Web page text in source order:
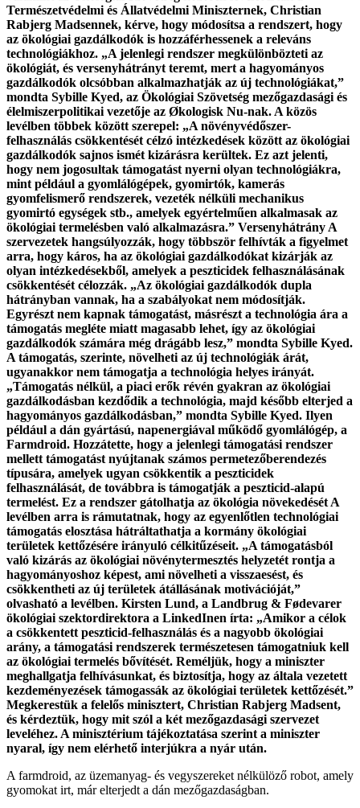
Természetvédelmi és Állatvédelmi Miniszternek, Christian
Rabjerg Madsennek, kérve, hogy módosítsa a rendszert, hogy
az ökológiai gazdálkodók is hozzáférhessenek a releváns
technológiákhoz. „A jelenlegi rendszer megkülönbözteti az
ökológiát, és versenyhátrányt teremt, mert a hagyományos
gazdálkodók olcsóbban alkalmazhatják az új technológiákat,”
mondta Sybille Kyed, az Ökológiai Szövetség mezőgazdasági és
élelmiszerpolitikai vezetője az Økologisk Nu-nak. A közös
levélben többek között szerepel: „A növényvédőszer-
felhasználás csökkentését célzó intézkedések között az ökológiai
gazdálkodók sajnos ismét kizárásra kerültek. Ez azt jelenti,
hogy nem jogosultak támogatást nyerni olyan technológiákra,
mint például a gyomlálógépek, gyomirtók, kamerás
gyomfelismerő rendszerek, vezeték nélküli mechanikus
gyomirtó egységek stb., amelyek egyértelműen alkalmasak az
ökológiai termelésben való alkalmazásra.” Versenyhátrány A
szervezetek hangsúlyozzák, hogy többször felhívták a figyelmet
arra, hogy káros, ha az ökológiai gazdálkodókat kizárják az
olyan intézkedésekből, amelyek a peszticidek felhasználásának
csökkentését célozzák. „Az ökológiai gazdálkodók dupla
hátrányban vannak, ha a szabályokat nem módosítják.
Egyrészt nem kapnak támogatást, másrészt a technológia ára a
támogatás megléte miatt magasabb lehet, így az ökológiai
gazdálkodók számára még drágább lesz,” mondta Sybille Kyed.
A támogatás, szerinte, növelheti az új technológiák árát,
ugyanakkor nem támogatja a technológia helyes irányát.
„Támogatás nélkül, a piaci erők révén gyakran az ökológiai
gazdálkodásban kezdődik a technológia, majd később elterjed a
hagyományos gazdálkodásban,” mondta Sybille Kyed. Ilyen
például a dán gyártású, napenergiával működő gyomlálógép, a
Farmdroid. Hozzátette, hogy a jelenlegi támogatási rendszer
mellett támogatást nyújtanak számos permetezőberendezés
típusára, amelyek ugyan csökkentik a peszticidek
felhasználását, de továbbra is támogatják a peszticid-alapú
termelést. Ez a rendszer gátolhatja az ökológia növekedését A
levélben arra is rámutatnak, hogy az egyenlőtlen technológiai
támogatás elosztása hátráltathatja a kormány ökológiai
területek kettőzésére irányuló célkitűzéseit. „A támogatásból
való kizárás az ökológiai növénytermesztés helyzetét rontja a
hagyományoshoz képest, ami növelheti a visszaesést, és
csökkentheti az új területek átállásának motivációját,”
olvasható a levélben. Kirsten Lund, a Landbrug & Fødevarer
ökológiai szektordirektora a LinkedInen írta: „Amikor a célok
a csökkentett peszticid-felhasználás és a nagyobb ökológiai
arány, a támogatási rendszerek természetesen támogatniuk kell
az ökológiai termelés bővítését. Reméljük, hogy a miniszter
meghallgatja felhívásunkat, és biztosítja, hogy az általa vezetett
kezdeményezések támogassák az ökológiai területek kettőzését.”
Megkerestük a felelős minisztert, Christian Rabjerg Madsent,
és kérdeztük, hogy mit szól a két mezőgazdasági szervezet
leveléhez. A minisztérium tájékoztatása szerint a miniszter
nyaral, így nem elérhető interjúkra a nyár után.
A farmdroid, az üzemanyag- és vegyszereket nélkülöző robot, amely
gyomokat irt, már elterjedt a dán mezőgazdaságban.